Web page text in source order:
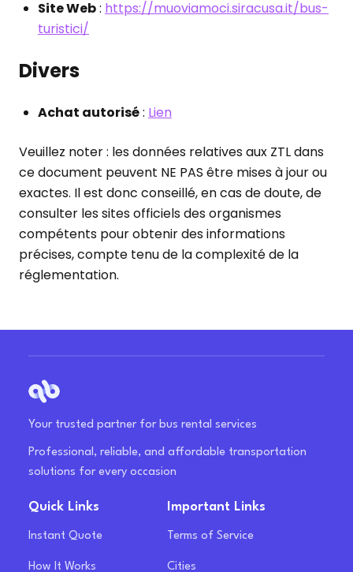
Site Web: https://muoviamoci.siracusa.it/bus-
turistici/
Divers
Achat autorisé: Lien
Veuillez noter : les données relatives aux ZTL dans
ce document peuvent NE PAS être mises à jour ou
exactes. Il est donc conseillé, en cas de doute, de
consulter les sites officiels des organismes
compétents pour obtenir des informations
précises, compte tenu de la complexité de la
réglementation.
Your trusted partner for bus rental services
Professional, reliable, and affordable transportation
solutions for every occasion
Quick Links
Instant Quote
How It Works
Important Links
Terms of Service
Cities